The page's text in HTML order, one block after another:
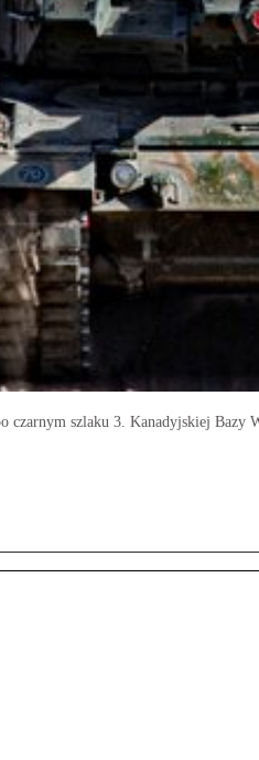
czarnym szlaku 3. Kanadyjskiej